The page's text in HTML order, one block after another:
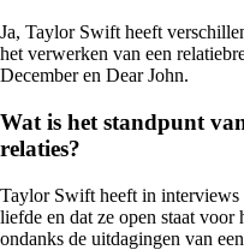
Ja, Taylor Swift heeft
het verwerken van een
December en Dear John.
Wat is het standpunt
relaties?
Taylor Swift heeft in interviews
liefde en dat ze open staat voor
ondanks de uitdagingen van